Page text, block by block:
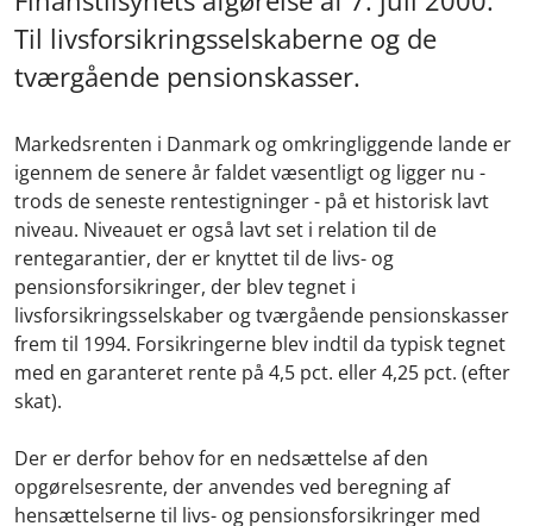
Til livsforsikringsselskaberne og de
tværgående pensionskasser.
Markedsrenten i Danmark og omkringliggende lande er
igennem de senere år faldet væsentligt og ligger nu -
trods de seneste rentestigninger - på et historisk lavt
niveau. Niveauet er også lavt set i relation til de
rentegarantier, der er knyttet til de livs- og
pensionsforsikringer, der blev tegnet i
livsforsikringsselskaber og tværgående pensionskasser
frem til 1994. Forsikringerne blev indtil da typisk tegnet
med en garanteret rente på 4,5 pct. eller 4,25 pct. (efter
skat).
Der er derfor behov for en nedsættelse af den
opgørelsesrente, der anvendes ved beregning af
hensættelserne til livs- og pensionsforsikringer med